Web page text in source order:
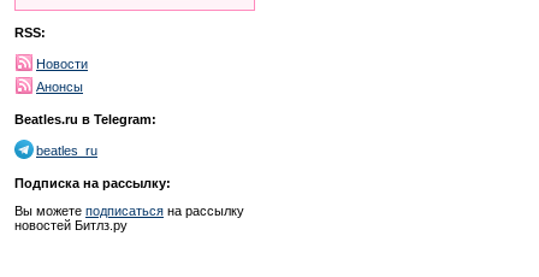
RSS:
Новости
Анонсы
Beatles.ru в Telegram:
beatles_ru
Подписка на рассылку:
Вы можете подписаться на рассылку
новостей Битлз.ру